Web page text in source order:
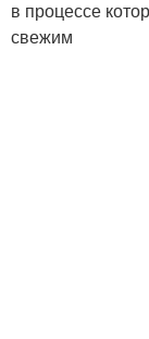
в процессе
свежим